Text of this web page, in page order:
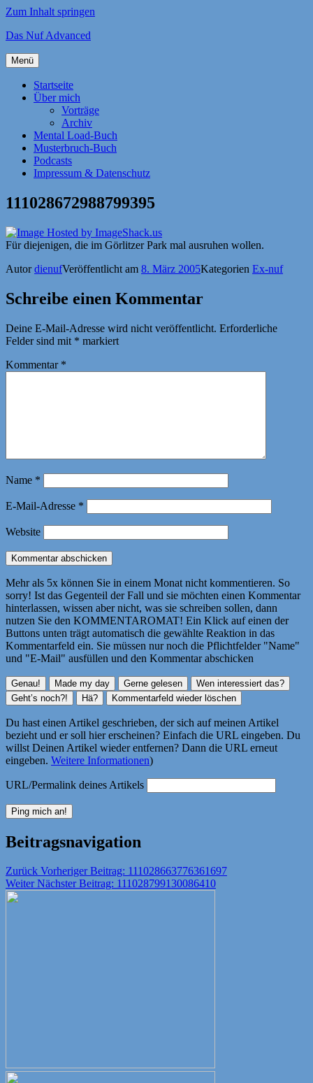
Zum Inhalt springen
Das Nuf Advanced
Menü
Startseite
Über mich
Vorträge
Archiv
Mental Load-Buch
Musterbruch-Buch
Podcasts
Impressum & Datenschutz
111028672988799395
Für diejenigen, die im Görlitzer Park mal ausruhen wollen.
AutordienufVeröffentlicht am 8. März 2005Kategorien Ex-nuf
Schreibe einen Kommentar
Deine E-Mail-Adresse wird nicht veröffentlicht. Erforderliche
Felder sind mit * markiert
Kommentar *
Name *
E-Mail-Adresse *
Website
Mehr als 5x können Sie in einem Monat nicht kommentieren. So
sorry! Ist das Gegenteil der Fall und sie möchten einen Kommentar
hinterlassen, wissen aber nicht, was sie schreiben sollen, dann
nutzen Sie den KOMMENTAROMAT! Ein Klick auf einen der
Buttons unten trägt automatisch die gewählte Reaktion in das
Kommentarfeld ein. Sie müssen nur noch die Pflichtfelder "Name"
und "E-Mail" ausfüllen und den Kommentar abschicken
Du hast einen Artikel geschrieben, der sich auf meinen Artikel
bezieht und er soll hier erscheinen? Einfach die URL eingeben. Du
willst Deinen Artikel wieder entfernen? Dann die URL erneut
eingeben. Weitere Informationen)
URL/Permalink deines Artikels
Beitragsnavigation
Zurück Vorheriger Beitrag: 111028663776361697
Weiter Nächster Beitrag: 111028799130086410